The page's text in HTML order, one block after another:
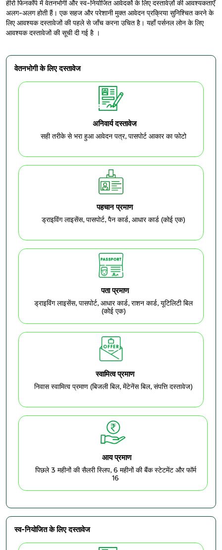
हीरो फिनकॉर्प में वेतनभोगी और स्व-नियोजित आवेदकों के लिए दस्तावेज़ों की आवश्यकताएँ
अलग-अलग होती हैं। एक सहज और परेशानी मुक्त आवेदन प्रक्रिया सुनिश्चित करने के
लिए आवश्यक दस्तावेजों की पहले से जाँच करना उचित है। यहाँ पर्सनल लोन के लिए
आवश्यक दस्तावेजों की सूची दी गई है ।
वेतनभोगी के लिए दस्तावेज
अनिवार्य दस्तावेज
सही तरीके से भरा हुआ आवेदन पत्र, पासपोर्ट आकार का फोटो
पहचान प्रमाण
ड्राइविंग लाइसेंस, पासपोर्ट, पैन कार्ड, आधार कार्ड (कोई एक)
पता प्रमाण
ड्राइविंग लाइसेंस, पासपोर्ट, आधार कार्ड, राशन कार्ड, यूटिलिटी बिल
(कोई एक)
स्वामित्व प्रमाण
निवास स्वामित्व प्रमाण (बिजली बिल, मेंटेनेंस बिल, संपत्ति दस्तावेज)
आय प्रमाण
पिछले 3 महीनों की सैलरी स्लिप, 6 महीनों की बैंक स्टेटमेंट और फॉर्म
16
स्व-नियोजित के लिए दस्तावेज